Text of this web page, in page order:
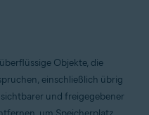
Objekte, die
einschließlich übrig
und freigegebener